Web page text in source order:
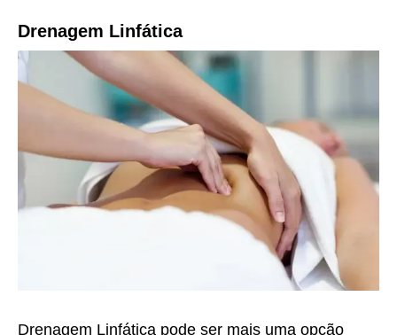
Drenagem Linfática
Drenagem Linfática pode ser mais uma opção